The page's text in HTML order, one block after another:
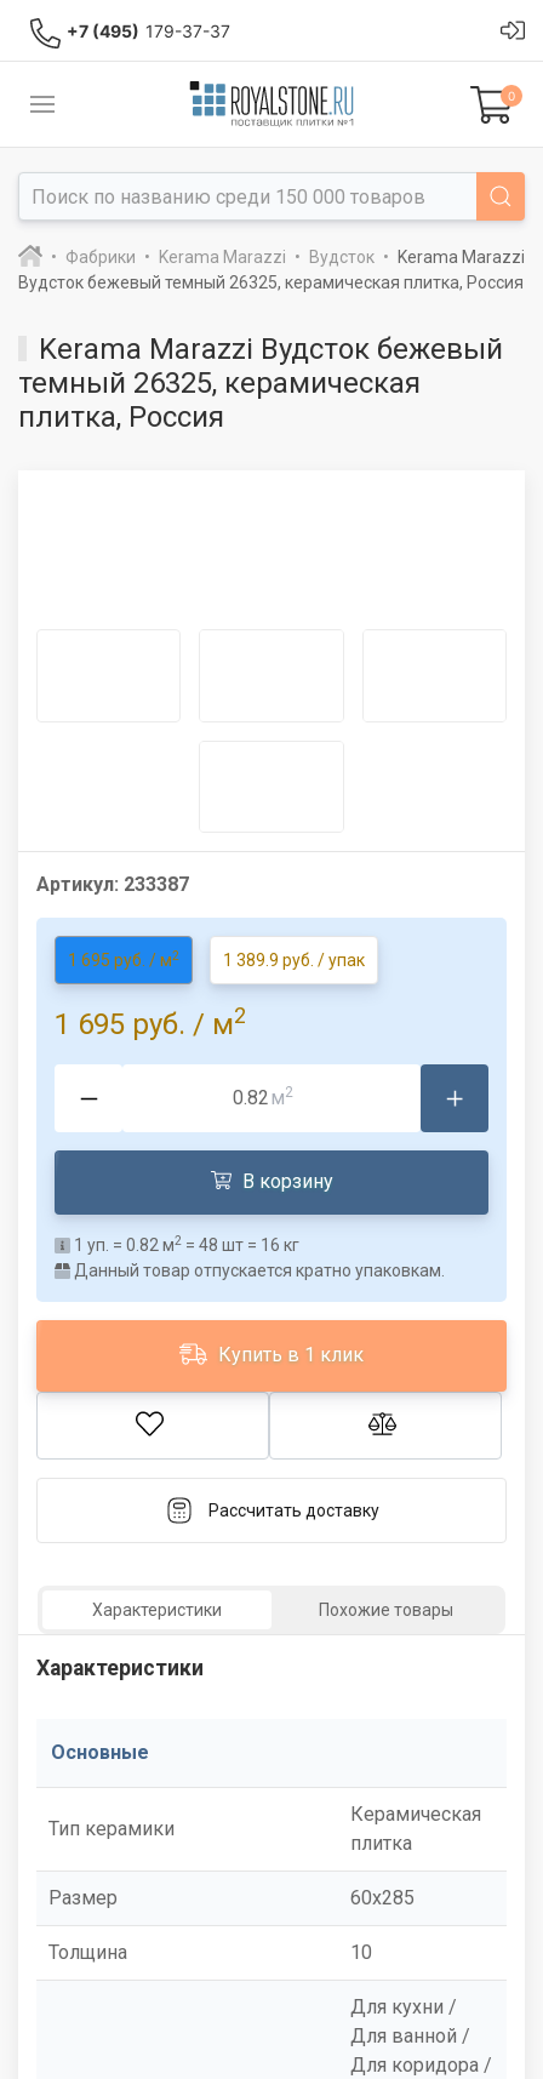
+7 (495) 179-37-37
0
Фабрики Kerama Marazzi Вудсток
Kerama Marazzi
Вудсток бежевый темный 26325, керамическая плитка, Россия
Kerama Marazzi Вудсток бежевый
темный 26325, керамическая
плитка, Россия
Артикул: 233387
1 695 руб. / м2 1 389.9 руб. / упак
1 695 руб. / м2
м2
В корзину
1 уп. = 0.82 м2 = 48 шт = 16 кг
Данный товар отпускается кратно упаковкам.
Купить в 1 клик
Рассчитать доставку
Характеристики Похожие товары
Характеристики
Основные
Тип керамики
Керамическая
плитка
Размер 60x285
Толщина 10
Для кухни /
Для ванной /
Для коридора /